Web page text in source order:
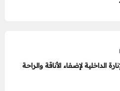
الداخلية لإضفاء الأناقة والراحة